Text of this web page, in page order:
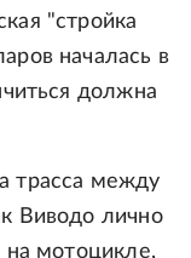
"стройка
началась в
должна
трасса между
Виводо лично
на мотоцикле,